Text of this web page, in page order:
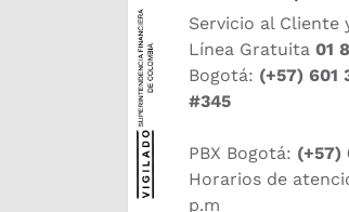
Servicio al Cliente
Línea Gratuita 01
Bogotá: (+57) 601
#345
PBX Bogotá: (+57)
Horarios de
p.m